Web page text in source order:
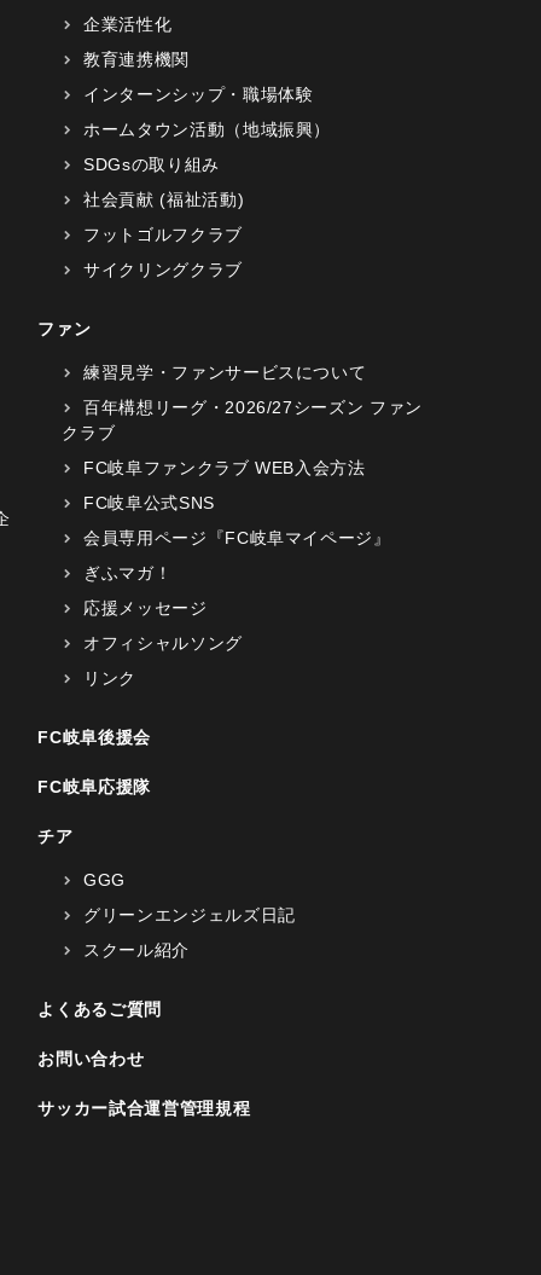
企業活性化
教育連携機関
インターンシップ・職場体験
ホームタウン活動（地域振興）
SDGsの取り組み
社会貢献 (福祉活動)
フットゴルフクラブ
サイクリングクラブ
ファン
練習見学・ファンサービスについて
百年構想リーグ・2026/27シーズン ファン
クラブ
FC岐阜ファンクラブ WEB入会方法
FC岐阜公式SNS
会員専用ページ『FC岐阜マイページ』
ぎふマガ！
応援メッセージ
オフィシャルソング
リンク
FC岐阜後援会
FC岐阜応援隊
チア
GGG
グリーンエンジェルズ日記
スクール紹介
よくあるご質問
お問い合わせ
サッカー試合運営管理規程